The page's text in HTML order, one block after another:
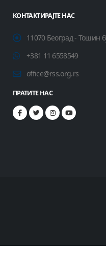
КОНТАКТИРАЈТЕ НАС
11070 Београд - Тошин
+381 11 6558549
office@rss.org.rs
ПРАТИТЕ НАС